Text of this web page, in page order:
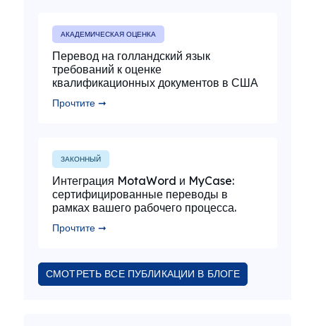
АКАДЕМИЧЕСКАЯ ОЦЕНКА
Перевод на голландский язык
требований к оценке
квалификационных документов в США
Прочтите ➞
ЗАКОННЫЙ
Интеграция MotaWord и MyCase:
сертифицированные переводы в
рамках вашего рабочего процесса.
Прочтите ➞
СМОТРЕТЬ ВСЕ ПУБЛИКАЦИИ В БЛОГЕ